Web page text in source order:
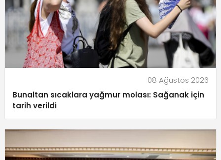
08 Ağustos 2026
Bunaltan sıcaklara yağmur molası: Sağanak için
tarih verildi